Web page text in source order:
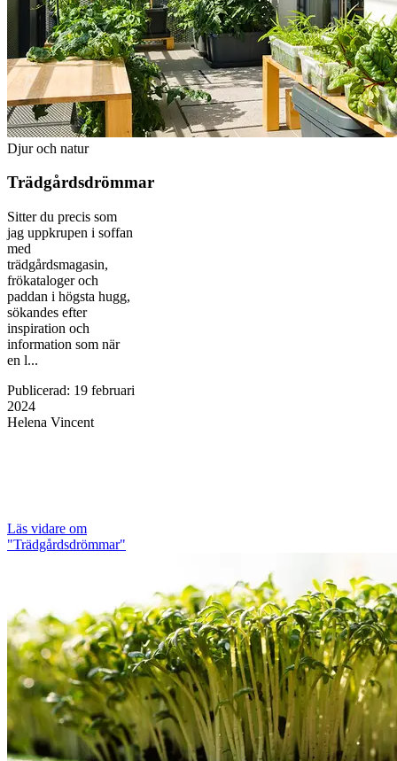
Djur och natur
Trädgårdsdrömmar
Sitter du precis som
jag uppkrupen i soffan
med
trädgårdsmagasin,
frökataloger och
paddan i högsta hugg,
sökandes efter
inspiration och
information som när
en l...
Publicerad: 19 februari
2024
Helena Vincent
Läs vidare om
"Trädgårdsdrömmar"